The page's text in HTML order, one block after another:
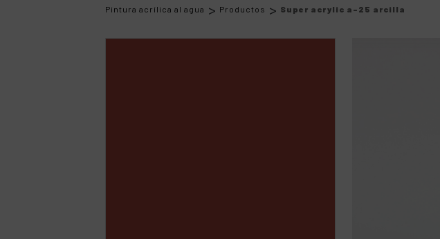
Pintura acrílica al agua > Productos > Super acrylic a-25 arcilla